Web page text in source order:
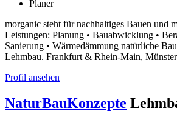
Planer
morganic steht für nachhaltiges Bauen und
Leistungen: Planung • Bauabwicklung •
Sanierung • Wärmedämmung natürliche
Lehmbau. Frankfurt & Rhein-Main,
Profil ansehen
NaturBauKonzepte